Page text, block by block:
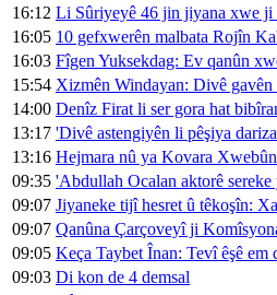
16:12 Li Sûriyeyê 46 jin jiyana xwe ji
16:05 10 gefxwerên malbata Rojîn
16:03 Fîgen Yuksekdag: Ev qanûn
15:54 Xizmên Windayan: Divê
14:00 Denîz Firat li ser gora hat
13:17 'Divê astengiyên li pêşiya
13:16 Hejmara nû ya Kovara
09:35 'Abdullah Ocalan aktorê
09:07 Jiyaneke tijî hesret û têkoşîn:
09:07 Qanûna Çarçoveyî ji
09:05 Keça Taybet Înan: Tevî êşê em
09:03 Di kon de 4 demsal